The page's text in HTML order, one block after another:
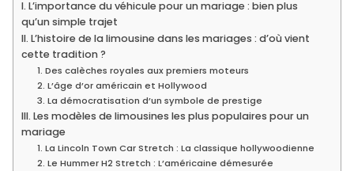
I. L’importance du véhicule pour un mariage : bien plus
qu’un simple trajet
II. L’histoire de la limousine dans les mariages : d’où vient
cette tradition ?
1. Des calèches royales aux premiers moteurs
2. L’âge d’or américain et Hollywood
3. La démocratisation d’un symbole de prestige
III. Les modèles de limousines les plus populaires pour un
mariage
1. La Lincoln Town Car Stretch : La classique hollywoodienne
2. Le Hummer H2 Stretch : L’américaine démesurée